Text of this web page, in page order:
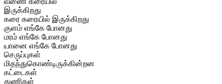
இருக்கிறது
கரை கரையில் இருக்கிறது
குளம் எங்கே போனது
மரம் எங்கே போனது
யானை எங்கே போனது
செருப்புகள்
மிதந்துகொண்டிருக்கின்றன
கட்டைகள்
துணிகள்